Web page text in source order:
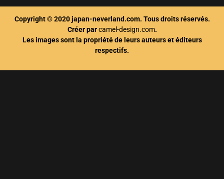
Copyright © 2020 japan-neverland.com. Tous droits réservés.
Créer parcamel-design.com.
Les images sont la propriété de leurs auteurs et éditeurs
respectifs.